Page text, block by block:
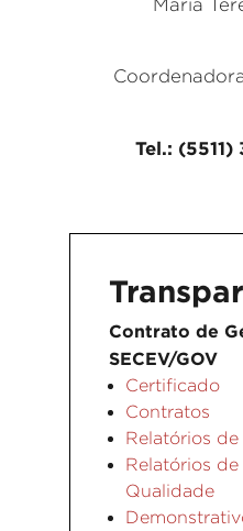
Maria
Tel.:
Contrato de
SECEV/GOV
Certificado
Contratos
Relatórios
Relatórios
Qualidade